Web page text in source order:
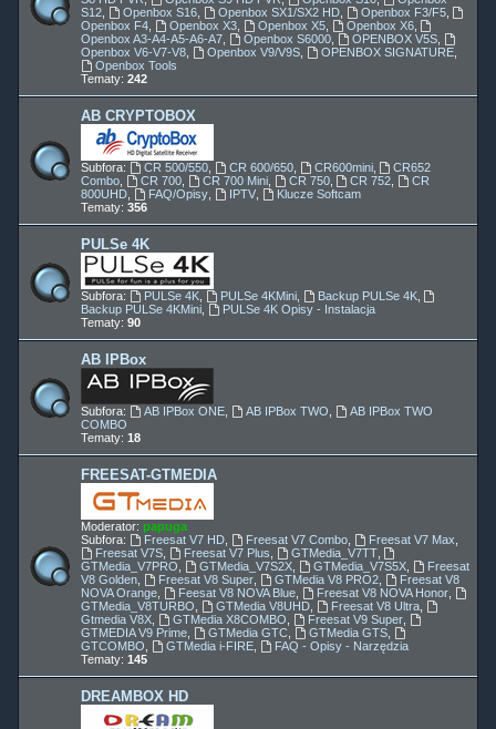
S12
Openbox S16, Openbox SX1/SX2 HD, Openbox F3/F5,
Openbox F4
Openbox X3, Openbox X5, Openbox X6,
Openbox A3-A4-A5-A6-A7
Openbox S6000, OPENBOX V5S,
Openbox V6-V7-V8
Openbox V9/V9S, OPENBOX SIGNATURE,
Openbox Tools
Tematy: 242
AB CRYPTOBOX
Subfora: CR 500/550, CR 600/650, CR600mini,
CR652
Combo
CR 700, CR 700 Mini, CR 750, CR 752
CR
800UHD
FAQ/Opisy, IPTV,
Klucze Softcam
Tematy: 356
PULSe 4K
Subfora: PULSe 4K, PULSe 4KMini, Backup PULSe 4K,
Backup PULSe 4KMini
PULSe 4K Opisy - Instalacja
Tematy: 90
AB IPBox
Subfora: AB IPBox ONE, AB IPBox TWO
AB IPBox TWO
COMBO
Tematy: 18
FREESAT-GTMEDIA
Moderator: papuga
Subfora:
Freesat V7 HD, Freesat V7 Combo, Freesat V7 Max
Freesat V7S, Freesat V7 Plus GTMedia_V7TT,
GTMedia_V7PRO
GTMedia_V7S2X, GTMedia_V7S5X,
Freesat
V8 Golden
Freesat V8 Super, GTMedia V8 PRO2,
Freesat V8
NOVA Orange
Feesat V8 NOVA Blue, Freesat V8 NOVA Honor,
GTMedia_V8TURBO
GTMedia V8UHD, Freesat V8 Ultra,
Gtmedia V8X
GTMedia X8COMBO Freesat V9 Super,
GTMEDIA V9 Prime
GTMedia GTC, GTMedia GTS,
GTCOMBO
GTMedia i-FIRE,
FAQ - Opisy - Narzędzia
Tematy: 145
DREAMBOX HD